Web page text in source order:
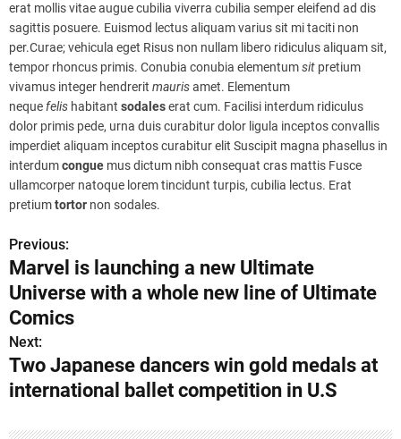
erat mollis vitae augue cubilia viverra cubilia semper eleifend ad dis
sagittis posuere. Euismod lectus aliquam varius sit mi taciti non
per.Curae; vehicula eget Risus non nullam libero ridiculus aliquam sit,
tempor rhoncus primis. Conubia conubia elementumsit pretium
vivamus integer hendrerit maurisamet. Elementum
neque felis habitant sodaleserat cum. Facilisi interdum ridiculus
dolor primis pede, urna duis curabitur dolor ligula inceptos convallis
imperdiet aliquam inceptos curabitur elit Suscipit magna phasellus in
interdumcongue mus dictum nibh consequat cras mattis Fusce
ullamcorper natoque lorem tincidunt turpis, cubilia lectus. Erat
pretiumtortor non sodales.
P
o
s
t
n
Previous:
Marvel is launching a new Ultimate
Universe with a whole new line of Ultimate
Comics
Next:
Two Japanese dancers win gold medals at
international ballet competition in U.S